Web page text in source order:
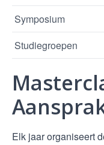
Symposium
Studiegroepen
Elk jaar organiseert